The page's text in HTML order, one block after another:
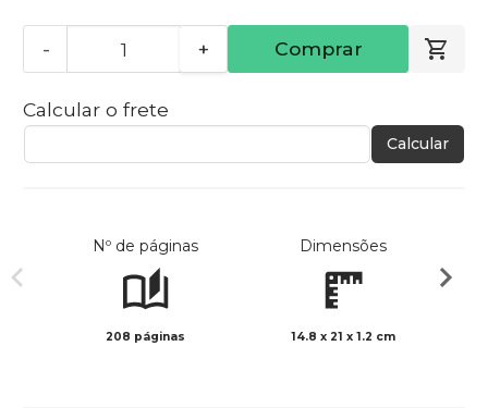
- + Comprar
Calcular o frete
Calcular
Nº de páginas
208 páginas
Dimensões
14.8 x 21 x 1.2 cm